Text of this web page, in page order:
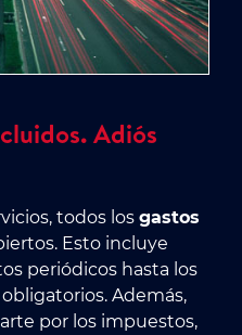
Adiós
todos los gastos
Esto incluye
periódicos hasta los
Además,
por los impuestos,